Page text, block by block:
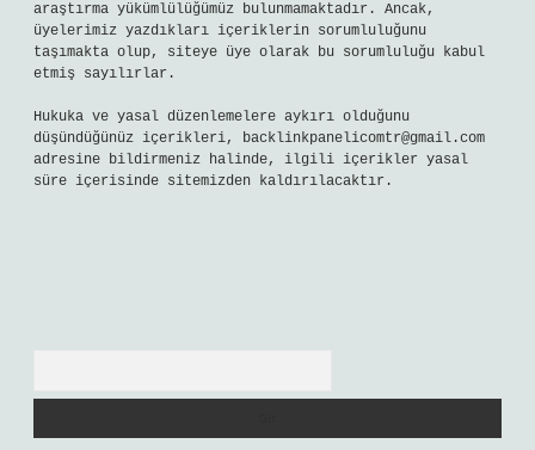
araştırma yükümlülüğümüz bulunmamaktadır. Ancak,
üyelerimiz yazdıkları içeriklerin sorumluluğunu
taşımakta olup, siteye üye olarak bu sorumluluğu kabul
etmiş sayılırlar.
Hukuka ve yasal düzenlemelere aykırı olduğunu
düşündüğünüz içerikleri, backlinkpanelicomtr@gmail.com
adresine bildirmeniz halinde, ilgili içerikler yasal
süre içerisinde sitemizden kaldırılacaktır.